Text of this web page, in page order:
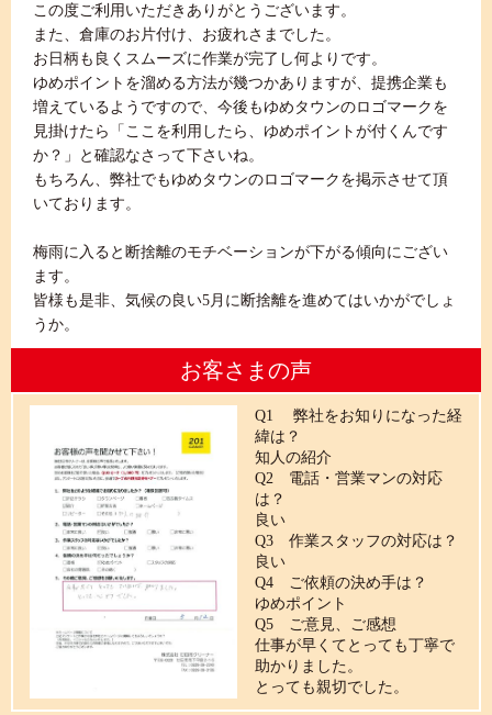
この度ご利用いただきありがとうございます。
また、倉庫のお片付け、お疲れさまでした。
お日柄も良くスムーズに作業が完了し何よりです。
ゆめポイントを溜める方法が幾つかありますが、提携企業も
増えているようですので、今後もゆめタウンのロゴマークを
見掛けたら「ここを利用したら、ゆめポイントが付くんです
か？」と確認なさって下さいね。
もちろん、弊社でもゆめタウンのロゴマークを掲示させて頂
いております。
梅雨に入ると断捨離のモチベーションが下がる傾向にござい
ます。
皆様も是非、気候の良い5月に断捨離を進めてはいかがでしょ
うか。
お客さまの声
Q1 弊社をお知りになった経
緯は？
知人の紹介
Q2 電話・営業マンの対応
は？
良い
Q3 作業スタッフの対応は？
良い
Q4 ご依頼の決め手は？
ゆめポイント
Q5 ご意見、ご感想
仕事が早くてとっても丁寧で
助かりました。
とっても親切でした。